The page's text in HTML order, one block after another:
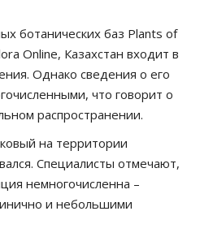
ботанических баз Plants of
Online, Казахстан входит в
Однако сведения о его
что говорит о
распространении.
на территории
Специалисты отмечают,
немногочисленна –
и небольшими